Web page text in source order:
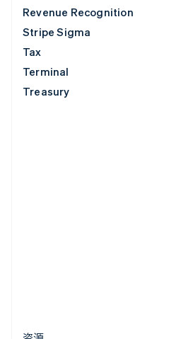
Revenue Recognition
Stripe Sigma
Tax
Terminal
Treasury